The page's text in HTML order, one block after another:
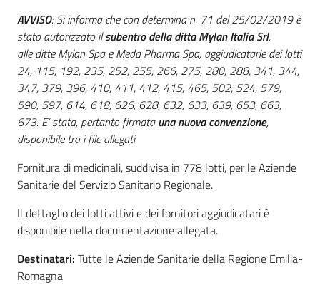
Piattaforme
telematiche
English
Seguici
su
AVVISO: Si informa che con determina n. 71 del 25/02/2019 è
stato autorizzato ilsubentro della ditta Mylan Italia Srl,
alle ditte Mylan Spa e Meda Pharma Spa, aggiudicatarie dei lotti
24, 115, 192, 235, 252, 255, 266, 275, 280, 288, 341, 344,
347, 379, 396, 410, 411, 412, 415, 465, 502, 524, 579,
590, 597, 614, 618, 626, 628, 632, 633, 639, 653, 663,
673. E’ stata, pertanto firmatauna nuova convenzione,
disponibile tra i file allegati.
Fornitura di medicinali, suddivisa in 778 lotti, per le Aziende
Sanitarie del Servizio Sanitario Regionale.
Il dettaglio dei lotti attivi e dei fornitori aggiudicatari è
disponibile nella documentazione allegata.
Destinatari: Tutte le Aziende Sanitarie della Regione Emilia-
Romagna